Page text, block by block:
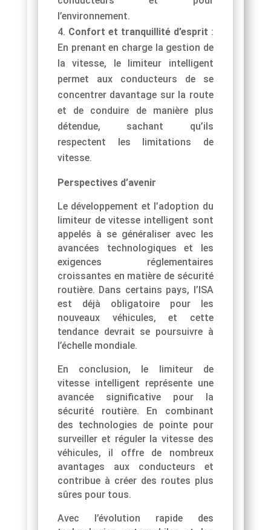
l’environnement.
Confort et tranquillité d’esprit :
En prenant en charge la gestion de
la vitesse, le limiteur intelligent
permet aux conducteurs de se
concentrer davantage sur la route
et de conduire de manière plus
détendue, sachant qu’ils
respectent les limitations de
vitesse.
Perspectives d’avenir
Le développement et l’adoption du
limiteur de vitesse intelligent sont
appelés à se généraliser avec les
avancées technologiques et les
exigences réglementaires
croissantes en matière de sécurité
routière. Dans certains pays, l’ISA
est déjà obligatoire pour les
nouveaux véhicules, et cette
tendance devrait se poursuivre à
l’échelle mondiale.
En conclusion, le limiteur de
vitesse intelligent représente une
avancée significative pour la
sécurité routière. En combinant
des technologies de pointe pour
surveiller et réguler la vitesse des
véhicules, il offre de nombreux
avantages aux conducteurs et
contribue à créer des routes plus
sûres pour tous.
Avec l’évolution rapide des